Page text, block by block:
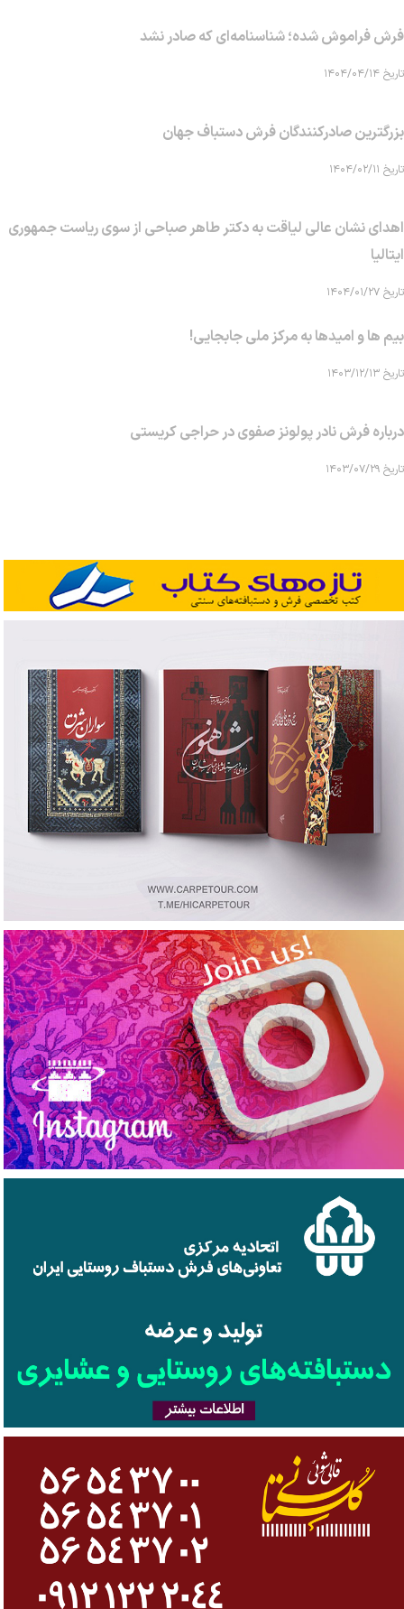
فرش فراموش شده؛ شناسنامه‌ای که صادر نشد
تاریخ ۱۴۰۴/۰۴/۱۴
بزرگترین صادرکنندگان فرش دستباف جهان
تاریخ ۱۴۰۴/۰۲/۱۱
اهدای نشان عالی لیاقت به دکتر طاهر صباحی از سوی ریاست جمهوری
ایتالیا
تاریخ ۱۴۰۴/۰۱/۲۷
بیم ها و امیدها به مرکز ملی جابجایی!
تاریخ ۱۴۰۳/۱۲/۱۳
درباره فرش نادر پولونز صفوی در حراجی کریستی
تاریخ ۱۴۰۳/۰۷/۲۹